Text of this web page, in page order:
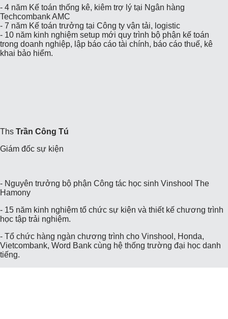
- 4 năm Kế toán thống kê, kiêm trợ lý tại Ngân hàng
Techcombank AMC
- 7 năm Kế toán trưởng tại Công ty vận tải, logistic
- 10 năm kinh nghiệm setup mới quy trình bộ phận kế toán
trong doanh nghiệp, lập báo cáo tài chính, báo cáo thuế, kê
khai bảo hiểm.
Ths Trần Công Tú
Giám đốc sự kiện
- Nguyên trưởng bộ phận Công tác học sinh Vinshool The
Hamony
- 15 năm kinh nghiệm tổ chức sự kiện và thiết kế chương trình
học tập trải nghiệm.
- Tổ chức hàng ngàn chương trình cho Vinshool, Honda,
Vietcombank, Word Bank cùng hệ thống trường đại học danh
tiếng.